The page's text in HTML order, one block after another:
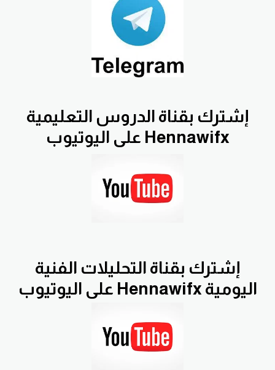
إشترك بقناة الدروس التعليمية
Hennawifx على اليوتيوب
إشترك بقناة التحليلات الفنية
اليومية Hennawifx على اليوتيوب